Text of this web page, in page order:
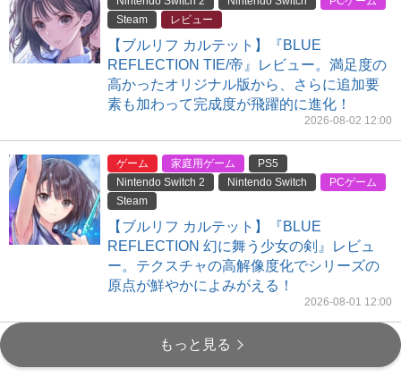
Steam
レビュー
【ブルリフ カルテット】『BLUE
REFLECTION TIE/帝』レビュー。満足度の
高かったオリジナル版から、さらに追加要
素も加わって完成度が飛躍的に進化！
2026-08-02 12:00
ゲーム 家庭用ゲーム
PS5
Nintendo Switch 2
Nintendo Switch
PCゲーム
Steam
【ブルリフ カルテット】『BLUE
REFLECTION 幻に舞う少女の剣』レビュ
ー。テクスチャの高解像度化でシリーズの
原点が鮮やかによみがえる！
2026-08-01 12:00
もっと見る